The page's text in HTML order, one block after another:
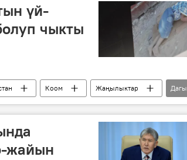
үй-
чыкты
Коом
Жаңылыктар
Дагы
жайын